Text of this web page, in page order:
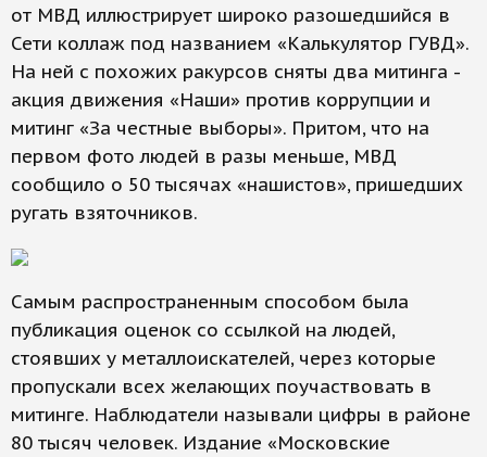
от МВД иллюстрирует широко разошедшийся в
Сети коллаж под названием «Калькулятор ГУВД».
На ней с похожих ракурсов сняты два митинга -
акция движения «Наши» против коррупции и
митинг «За честные выборы». Притом, что на
первом фото людей в разы меньше, МВД
сообщило о 50 тысячах «нашистов», пришедших
ругать взяточников.
Самым распространенным способом была
публикация оценок со ссылкой на людей,
стоявших у металлоискателей, через которые
пропускали всех желающих поучаствовать в
митинге. Наблюдатели называли цифры в районе
80 тысяч человек. Издание «Московские